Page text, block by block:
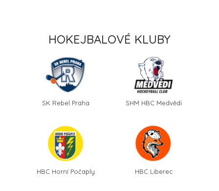
HOKEJBALOVÉ KLUBY
SK Rebel Praha SHM HBC Medvědi
HBC Horní Počaply HBC Liberec